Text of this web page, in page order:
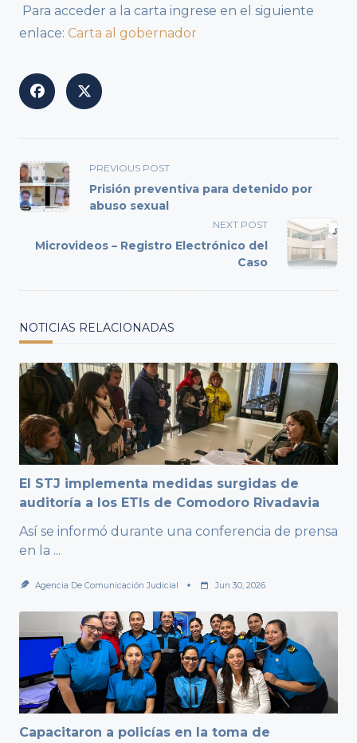
Para acceder a la carta ingrese en el siguiente
enlace: Carta al gobernador
<span
class="nav-
subtitle
reader-
PREVIOUS POST
Prisión preventiva para detenido por
abuso sexual
NEXT POST
Microvideos – Registro Electrónico del
Caso
NOTICIAS RELACIONADAS
El STJ implementa medidas surgidas de
auditoría a los ETIs de Comodoro Rivadavia
Así se informó durante una conferencia de prensa
en la ...
Agencia De Comunicación Judicial Jun 30, 2026
Capacitaron a policías en la toma de